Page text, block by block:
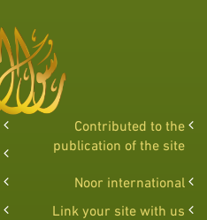
Contributed to the
publication of the site
Noor international
Link your site with us